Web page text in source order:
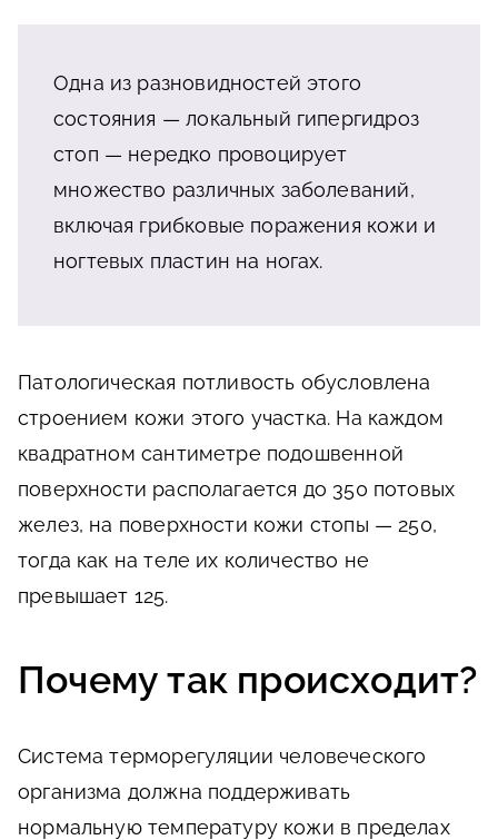
Одна из разновидностей этого
состояния — локальный гипергидроз
стоп — нередко провоцирует
множество различных заболеваний,
включая грибковые поражения кожи и
ногтевых пластин на ногах.
Патологическая потливость обусловлена
строением кожи этого участка. На каждом
квадратном сантиметре подошвенной
поверхности располагается до 350 потовых
желез, на поверхности кожи стопы — 250,
тогда как на теле их количество не
превышает 125.
Почему так происходит?
Система терморегуляции человеческого
организма должна поддерживать
нормальную температуру кожи в пределах